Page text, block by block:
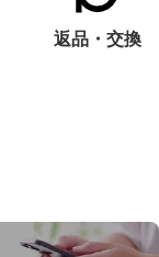
返品・交換